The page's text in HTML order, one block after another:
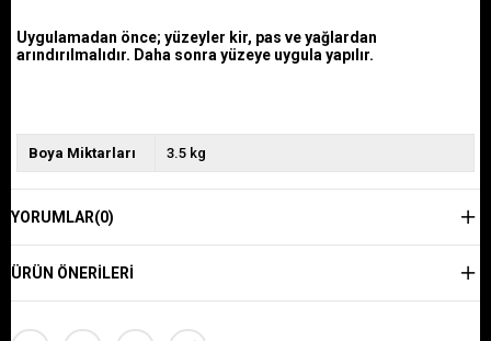
Uygulamadan önce; yüzeyler kir, pas ve yağlardan
arındırılmalıdır. Daha sonra yüzeye uygula yapılır.
Boya Miktarları 3.5 kg
YORUMLAR(0)
ÜRÜN ÖNERILERI